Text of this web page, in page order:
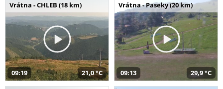
Vrátna - CHLEB (18 km)
09:19 21,0 °C
Vrátna - Paseky (20 km)
09:13 29,9 °C